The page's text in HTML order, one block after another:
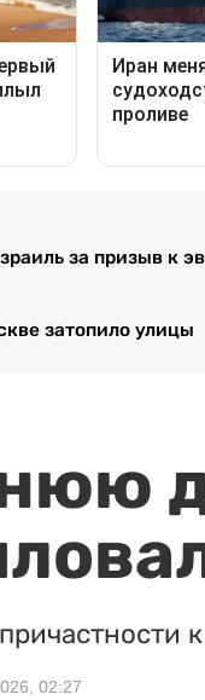
за призыв к
затопило улицы
02:27